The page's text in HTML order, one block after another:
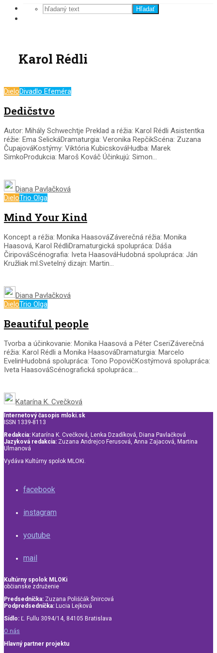
Hľadať
Karol Rédli
DieloDivadlo Efeméra
Dedičstvo
Autor: Mihály Schwechtje Preklad a réžia: Karol Rédli Asistentka
réžie: Ema SelickáDramaturgia: Veronika RepčikScéna: Zuzana
ČupajováKostýmy: Viktória KubicskováHudba: Marek
SimkoProdukcia: Maroš Kováč Účinkujú: Simon...
Diana Pavlačková
DieloTrio Olga
Mind Your Kind
Koncept a réžia: Monika HaasováZáverečná réžia: Monika
Haasová, Karol RédliDramaturgická spolupráca: Dáša
ČiripováScénografia: Iveta HaasováHudobná spolupráca: Ján
Kružliak ml.Svetelný dizajn: Martin...
Diana Pavlačková
DieloTrio Olga
Beautiful people
Tvorba a účinkovanie: Monika Haasová a Péter CseriZáverečná
réžia: Karol Rédli a Monika HaasováDramaturgia: Marcelo
EvelinHudobná spolupráca: Tono PopovičKostýmová spolupráca:
Iveta HaasováScénografická spolupráca:...
Katarína K. Cvečková
Internetový časopis mloki.sk
ISSN 1339-8113
Redakcia: Katarína K. Cvečková, Lenka Dzadíková, Diana Pavlačková
Jazyková redakcia: Zuzana Andrejco Ferusová, Anna Zajacová, Martina
Ulmanová
Vydáva Kultúrny spolok MLOKi.
facebook
instagram
youtube
mail
Kultúrny spolok MLOKi
občianske združenie
Predsedníčka: Zuzana Poliščák Šnircová
Podpredsedníčka: Lucia Lejková
Sídlo: Ľ. Fullu 3094/14, 84105 Bratislava
O nás
Hlavný partner projektu